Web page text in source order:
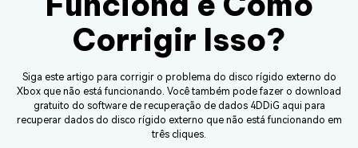
Corrigir Isso?
Siga este artigo para corrigir o problema do disco rígido externo do
Xbox que não está funcionando. Você também pode fazer o download
gratuito do software de recuperação de dados 4DDiG aqui para
recuperar dados do disco rígido externo que não está funcionando em
três cliques.